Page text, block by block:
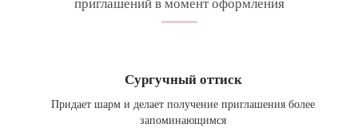
приглашений в момент оформления
Сургучный оттиск
Придает шарм и делает получение приглашения более
запоминающимся